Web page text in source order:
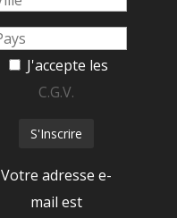
J'accepte les
C.G.V.
Votre adresse e-
mail est